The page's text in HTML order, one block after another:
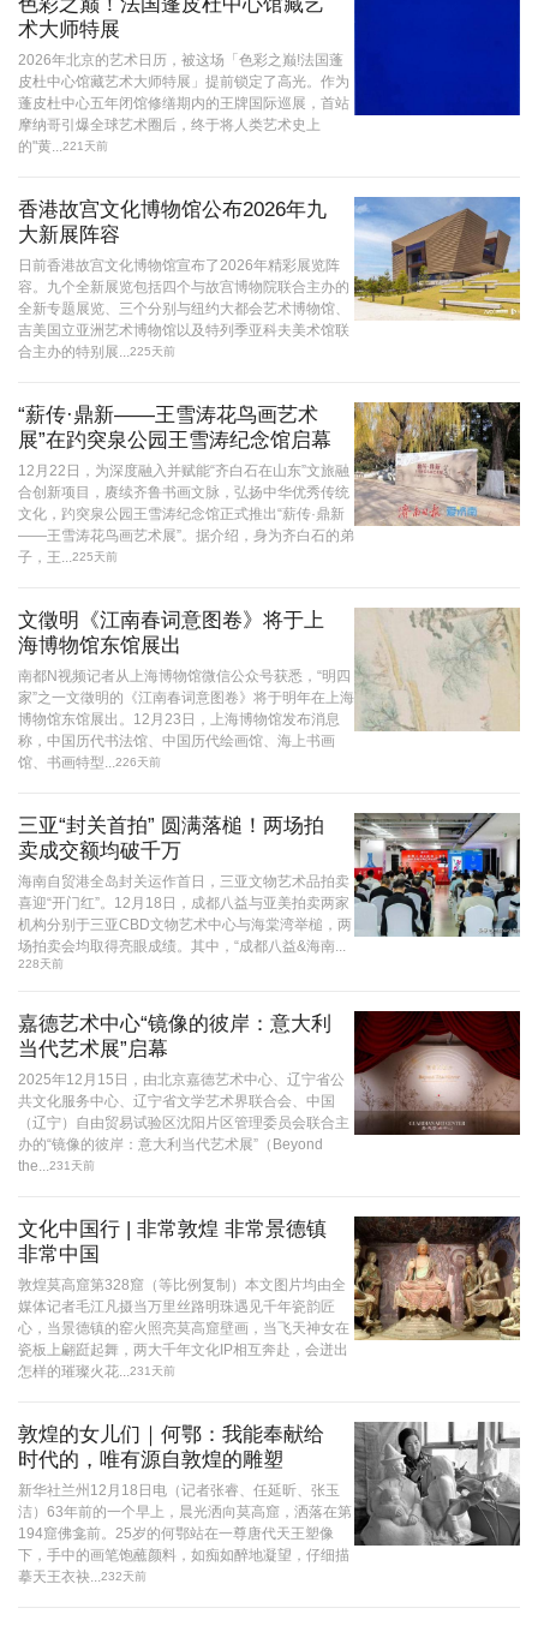
术大师特展
2026年北京的艺术日历，被这场「色彩之巅!法国蓬
皮杜中心馆藏艺术大师特展」提前锁定了高光。作为
蓬皮杜中心五年闭馆修缮期内的王牌国际巡展，首站
摩纳哥引爆全球艺术圈后，终于将人类艺术史上
的"黄...
221天前
香港故宫文化博物馆公布2026年九
大新展阵容
日前香港故宫文化博物馆宣布了2026年精彩展览阵
容。九个全新展览包括四个与故宫博物院联合主办的
全新专题展览、三个分别与纽约大都会艺术博物馆、
吉美国立亚洲艺术博物馆以及特列季亚科夫美术馆联
合主办的特别展...
225天前
“薪传·鼎新——王雪涛花鸟画艺术
展”在趵突泉公园王雪涛纪念馆启幕
12月22日，为深度融入并赋能“齐白石在山东”文旅融
合创新项目，赓续齐鲁书画文脉，弘扬中华优秀传统
文化，趵突泉公园王雪涛纪念馆正式推出“薪传·鼎新
——王雪涛花鸟画艺术展”。据介绍，身为齐白石的弟
子，王...
225天前
文徵明《江南春词意图卷》将于上
海博物馆东馆展出
南都N视频记者从上海博物馆微信公众号获悉，“明四
家”之一文徵明的《江南春词意图卷》将于明年在上海
博物馆东馆展出。12月23日，上海博物馆发布消息
称，中国历代书法馆、中国历代绘画馆、海上书画
馆、书画特型...
226天前
三亚“封关首拍” 圆满落槌！两场拍
卖成交额均破千万
海南自贸港全岛封关运作首日，三亚文物艺术品拍卖
喜迎“开门红”。12月18日，成都八益与亚美拍卖两家
机构分别于三亚CBD文物艺术中心与海棠湾举槌，两
场拍卖会均取得亮眼成绩。其中，“成都八益&海南...
228天前
嘉德艺术中心“镜像的彼岸：意大利
当代艺术展”启幕
2025年12月15日，由北京嘉德艺术中心、辽宁省公
共文化服务中心、辽宁省文学艺术界联合会、中国
（辽宁）自由贸易试验区沈阳片区管理委员会联合主
办的“镜像的彼岸：意大利当代艺术展”（Beyond
the...
231天前
文化中国行 | 非常敦煌 非常景德镇
非常中国
敦煌莫高窟第328窟（等比例复制）本文图片均由全
媒体记者毛江凡摄当万里丝路明珠遇见千年瓷韵匠
心，当景德镇的窑火照亮莫高窟壁画，当飞天神女在
瓷板上翩跹起舞，两大千年文化IP相互奔赴，会迸出
怎样的璀璨火花...
231天前
敦煌的女儿们｜何鄂：我能奉献给
时代的，唯有源自敦煌的雕塑
新华社兰州12月18日电（记者张睿、任延昕、张玉
洁）63年前的一个早上，晨光洒向莫高窟，洒落在第
194窟佛龛前。25岁的何鄂站在一尊唐代天王塑像
下，手中的画笔饱蘸颜料，如痴如醉地凝望，仔细描
摹天王衣袂...
232天前